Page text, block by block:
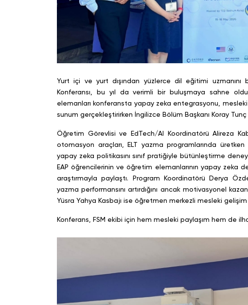
Yurt içi ve yurt dışından yüzlerce dil eğitimi uzmanını
Konferansı, bu yıl da verimli bir buluşmaya sahne
elemanları konferansta yapay zeka entegrasyonu,
sunum gerçekleştirirken İngilizce Bölüm Başkanı Koray
Öğretim Görevlisi ve EdTech/AI Koordinatörü Alireza
otomasyon araçları, ELT yazma programlarında üretken
yapay zeka politikasını sınıf pratiğiyle bütünleştirme
EAP öğrencilerinin ve öğretim elemanlarının yapay zeka
araştırmayla paylaştı. Program Koordinatörü Derya
yazma performansını artırdığını ancak motivasyonel
Yüsra Yahya Kasbajı ise öğretmen merkezli mesleki gelişim
Konferans, FSM ekibi için hem mesleki paylaşım hem de